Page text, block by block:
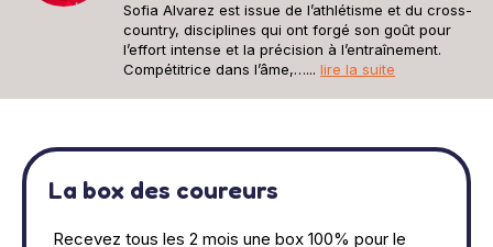
Sofia Alvarez est issue de l’athlétisme et du cross-
country, disciplines qui ont forgé son goût pour
l’effort intense et la précision à l’entraînement.
Compétitrice dans l’âme,…... lire la suite
La box des coureurs
Recevez tous les 2 mois une box 100% pour le